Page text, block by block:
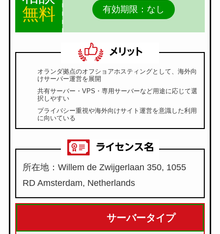
無料
有効期限：なし
オランダ拠点のオフショアホスティングとして、海外向
けサーバー運営を展開
共有サーバー・VPS・専用サーバーなど用途に応じて選
択しやすい
プライバシー重視や海外向けサイト運営を意識した利用
に向いている
所在地：Willem de Zwijgerlaan 350, 1055
RD Amsterdam, Netherlands
サーバータイプ